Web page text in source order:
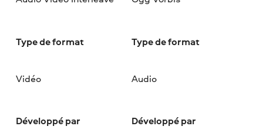
Type de format
Vidéo
Développé par
Type de format
Audio
Développé par